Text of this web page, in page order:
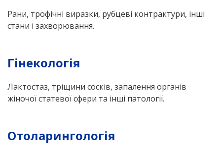
Рани, трофічні виразки, рубцеві контрактури, інші
стани і захворювання.
Гінекологія
Лактостаз, тріщини сосків, запалення органів
жіночої статевої сфери та інші патології.
Отоларингологія